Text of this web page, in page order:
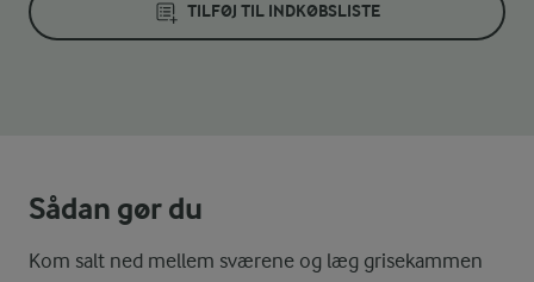
TILFØJ TIL INDKØBSLISTE
Sådan gør du
Kom salt ned mellem sværene og læg grisekammen